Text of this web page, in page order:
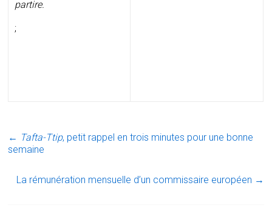
partire.
;
← Tafta-Ttip, petit rappel en trois minutes pour une bonne
semaine
La rémunération mensuelle d’un commissaire européen →